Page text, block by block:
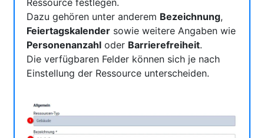
Dazu gehören unter anderem Bezeichnung,
Feiertagskalender sowie weitere Angaben wie
Personenanzahl oder Barrierefreiheit.
Die verfügbaren Felder können sich je nach
Einstellung der Ressource unterscheiden.